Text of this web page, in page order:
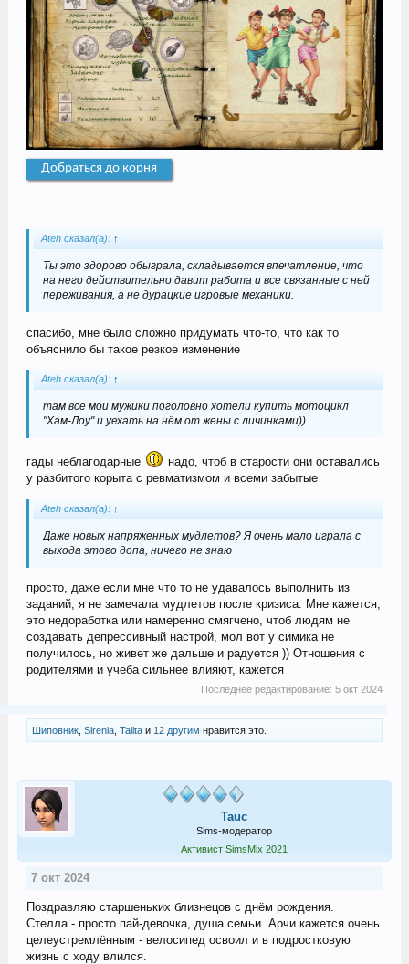
Добраться до корня
Ateh сказал(а): ↑
Ты это здорово обыграла, складывается впечатление, что
на него действительно давит работа и все связанные с ней
переживания, а не дурацкие игровые механики.
спасибо, мне было сложно придумать что-то, что как то
объяснило бы такое резкое изменение
Ateh сказал(а): ↑
там все мои мужики поголовно хотели купить мотоцикл
"Хам-Лоу" и уехать на нём от жены с личинками))
гады неблагодарные
надо, чтоб в старости они оставались
у разбитого корыта с ревматизмом и всеми забытые
Ateh сказал(а): ↑
Даже новых напряженных мудлетов? Я очень мало играла с
выхода этого допа, ничего не знаю
просто, даже если мне что то не удавалось выполнить из
заданий, я не замечала мудлетов после кризиса. Мне кажется,
это недоработка или намеренно смягчено, чтоб людям не
создавать депрессивный настрой, мол вот у симика не
получилось, но живет же дальше и радуется )) Отношения с
родителями и учеба сильнее влияют, кажется
Последнее редактирование:5 окт 2024
Шиповник, Sirenia, Talitaи 12 другим нравится это.
Tauc
Sims-модератор
Активист SimsMix 2021
7 окт 2024
Поздравляю старшеньких близнецов с днём рождения.
Стелла - просто пай-девочка, душа семьи. Арчи кажется очень
целеустремлённым - велосипед освоил и в подростковую
жизнь с ходу влился.